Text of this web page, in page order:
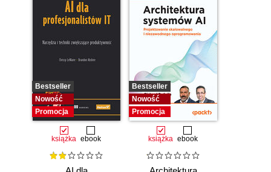
Bestseller
Nowość
Promocja
książka ebook
Bestseller
Nowość
Promocja
książka ebook